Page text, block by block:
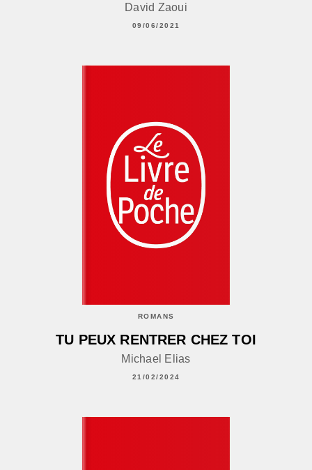
David Zaoui
09/06/2021
ROMANS
TU PEUX RENTRER CHEZ TOI
Michael Elias
21/02/2024